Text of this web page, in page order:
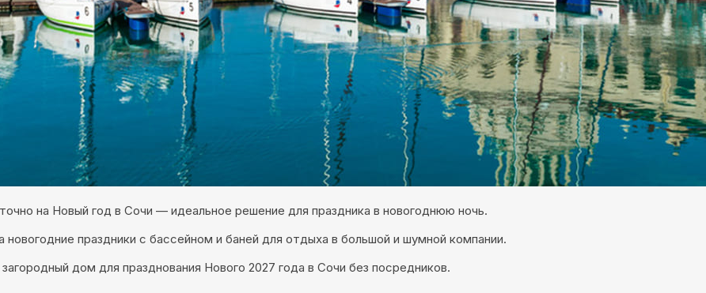
на Новый год в Сочи — идеальное решение для праздника в новогоднюю ночь.
новогодние праздники с бассейном и баней для отдыха в большой и шумной компании.
дом для празднования Нового 2027 года в Сочи без посредников.